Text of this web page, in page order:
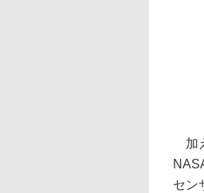
加
セン